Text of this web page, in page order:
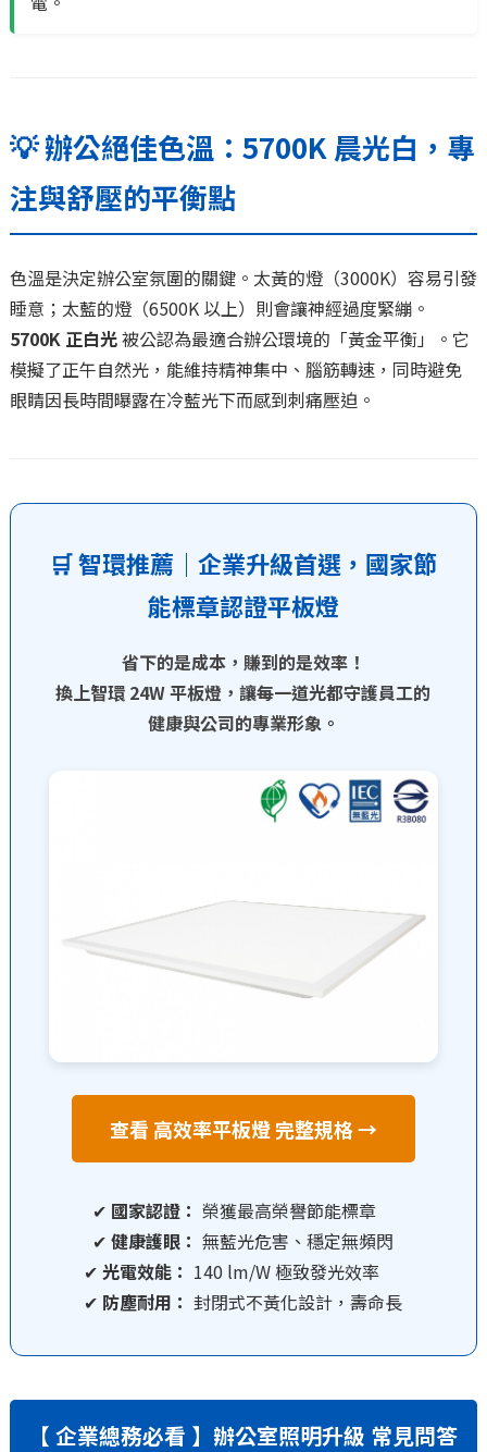
💡 辦公絕佳色溫：5700K 晨光白，專
注與舒壓的平衡點
色溫是決定辦公室氛圍的關鍵。太黃的燈（3000K）容易引發
睡意；太藍的燈（6500K 以上）則會讓神經過度緊繃。
5700K 正白光被公認為最適合辦公環境的「黃金平衡」。它
模擬了正午自然光，能維持精神集中、腦筋轉速，同時避免
眼睛因長時間曝露在冷藍光下而感到刺痛壓迫。
🛒 智環推薦｜企業升級首選，國家節
能標章認證平板燈
省下的是成本，賺到的是效率！
換上智環 24W 平板燈，讓每一道光都守護員工的
健康與公司的專業形象。
查看 高效率平板燈 完整規格 →
✔ 國家認證： 榮獲最高榮譽節能標章
✔健康護眼： 無藍光危害、穩定無頻閃
✔光電效能： 140 lm/W 極致發光效率
✔ 防塵耐用： 封閉式不黃化設計，壽命長
【 企業總務必看 】辦公室照明升級 常見問答